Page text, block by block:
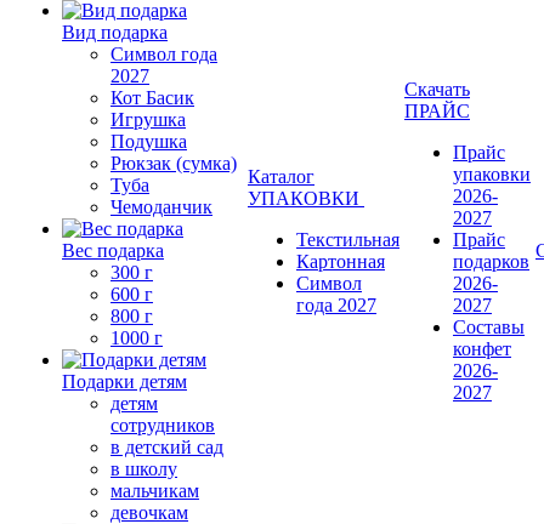
Вид подарка
Символ года
2027
Кот Басик
Игрушка
Подушка
Рюкзак (сумка)
Туба
Чемоданчик
Вес подарка
300 г
600 г
800 г
1000 г
Подарки детям
детям
сотрудников
в детский сад
в школу
мальчикам
девочкам
Каталог
УПАКОВКИ
Текстильная
Картонная
Символ
года 2027
Скачать
ПРАЙС
Прайс
упаковки
2026-
2027
Прайс
подарков
2026-
2027
Составы
конфет
2026-
2027